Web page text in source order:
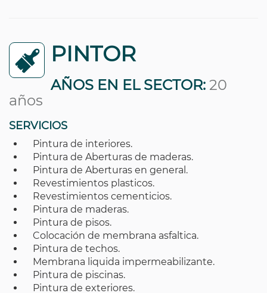
PINTOR
AÑOS EN EL SECTOR: 20
años
SERVICIOS
Pintura de interiores.
Pintura de Aberturas de maderas.
Pintura de Aberturas en general.
Revestimientos plasticos.
Revestimientos cementicios.
Pintura de maderas.
Pintura de pisos.
Colocación de membrana asfaltica.
Pintura de techos.
Membrana liquida impermeabilizante.
Pintura de piscinas.
Pintura de exteriores.